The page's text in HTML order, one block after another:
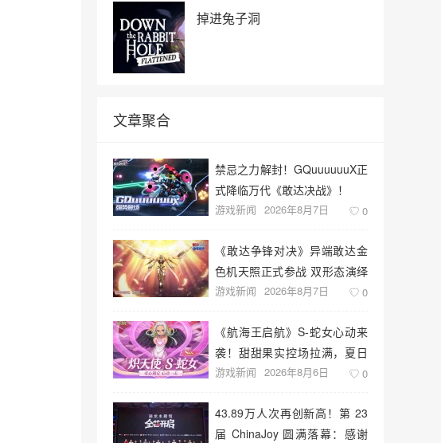
掉进兔子洞
文章聚合
禁忌之力解封！GQuuuuuuX正
式降临万代《敢达决战》！
游戏新闻 2026年8月7日 0
《敢达争锋对决》异端敢达金
色机天照正式参战 双形态演绎
空中战技
游戏新闻 2026年8月7日 0
《航海王启航》S-蛇女心动来
袭！甜甜果实控场拉满，夏日
盛宴开启
游戏新闻 2026年8月6日 0
43.89万人次再创新高！第 23
届 ChinaJoy 圆满落幕：感谢